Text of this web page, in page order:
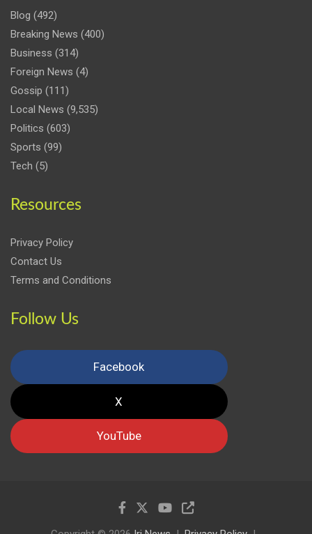
Blog (492)
Breaking News (400)
Business (314)
Foreign News (4)
Gossip (111)
Local News (9,535)
Politics (603)
Sports (99)
Tech (5)
Resources
Privacy Policy
Contact Us
Terms and Conditions
Follow Us
Facebook
X
YouTube